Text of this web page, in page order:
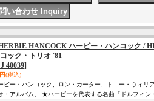
HANCOCK ハービー・ハンコック /
ック・トリオ '81
40039]
(税込)
ビー・ハンコック、ロン・カーター、トニー・ウィリ
・アルバム。 ★ハービーを代表する名曲「ドルフィン